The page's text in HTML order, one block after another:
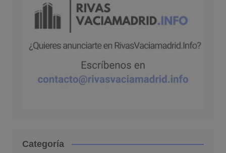
Categoría